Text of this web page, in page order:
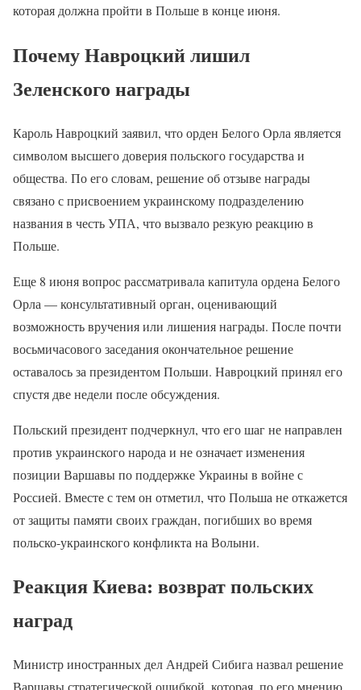
которая должна пройти в Польше в конце июня.
Почему Навроцкий лишил
Зеленского награды
Кароль Навроцкий заявил, что орден Белого Орла является
символом высшего доверия польского государства и
общества. По его словам, решение об отзыве награды
связано с присвоением украинскому подразделению
названия в честь УПА, что вызвало резкую реакцию в
Польше.
Еще 8 июня вопрос рассматривала капитула ордена Белого
Орла — консультативный орган, оценивающий
возможность вручения или лишения награды. После почти
восьмичасового заседания окончательное решение
оставалось за президентом Польши. Навроцкий принял его
спустя две недели после обсуждения.
Польский президент подчеркнул, что его шаг не направлен
против украинского народа и не означает изменения
позиции Варшавы по поддержке Украины в войне с
Россией. Вместе с тем он отметил, что Польша не откажется
от защиты памяти своих граждан, погибших во время
польско-украинского конфликта на Волыни.
Реакция Киева: возврат польских
наград
Министр иностранных дел Андрей Сибига назвал решение